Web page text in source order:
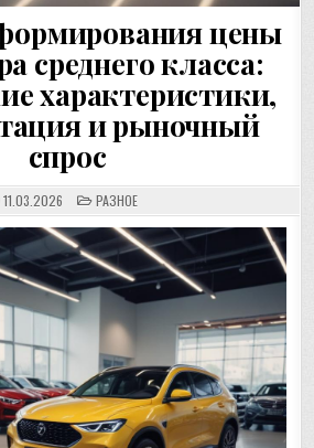
цены
среднего класса:
характеристики,
и рыночный
спрос
11.03.2026 POSTED
IN
РАЗНОЕ